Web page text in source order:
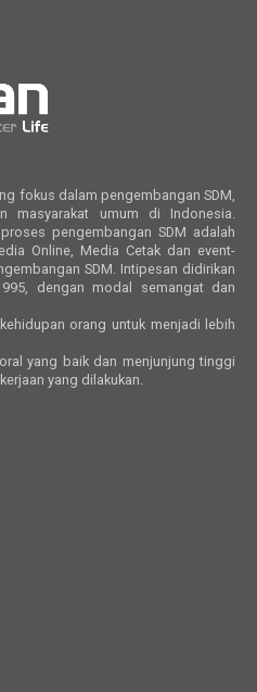
fokus dalam pengembangan SDM,
masyarakat umum di Indonesia.
pengembangan SDM adalah
Online, Media Cetak dan event-
SDM. Intipesan didirikan
dengan modal semangat dan
orang untuk menjadi lebih
yang baik dan menjunjung tinggi
yang dilakukan.